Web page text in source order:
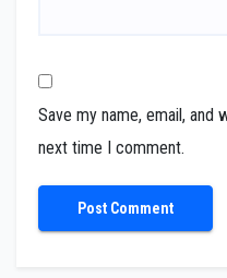
Save my name, email,
next time I comment.